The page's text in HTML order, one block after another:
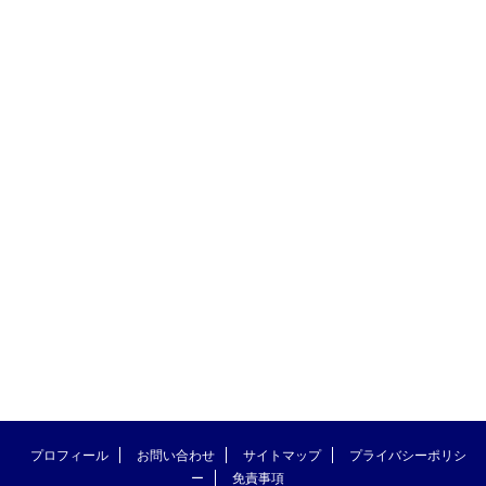
プロフィール お問い合わせ サイトマップ
プライバシーポリシ
ー
免責事項